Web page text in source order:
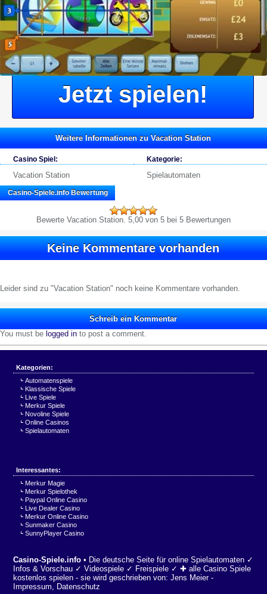
Jetzt spielen!
Weitere Informationen zu Vacation Station
Casino Spiel: Kategorie:
Vacation Station Spielautomaten
Casino-Spiele.infoBewertung
Bewerte Vacation Station. 5,00 von 5 bei 5 Bewertungen
Keine Kommentare vorhanden
Leider sind zu "Vacation Station" noch keine Kommentare vorhanden.
Schreib ein Kommentar
You must be logged in to post a comment.
Kategorien:
Automatenspiele
Klassische Spiele
Live Spiele
Merkur Spiele
Novoline Spiele
Online Casinos
Spielautomaten
Interessantes:
Merkur Magie
Merkur Spielothek
Paypal Online Casino
Live Dealer Casino
Merkur Online Casino
Sunmaker Casino
SunnyPlayer Casino
Casino-Spiele.info • Die deutsche Seite für online Spielautomaten ✓
Infos & Vorschau ✓ Videospiele ✓ Freispiele ✓ ✚ alle Casino Spiele
kostenlos spielen - sie wird geschrieben von:Jens Meier-
Impressum, Datenschutz